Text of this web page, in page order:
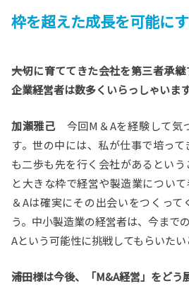
枠を超えた成長を可能に
――大切に育ててきた会社を第三者承
企業経営者は数多くいらっしゃいます
加瀬雅己今回M＆Aを経験して気
す。世の中には、私が仕事で培っ
も二歩も先を行く会社があるとい
と大きな枠で経営や製造業につい
＆Aは確実にその出会いをつくって
う。中小製造業の経営者は、今まで
Aという可能性に挑戦してもらいたい
――浦田様は今後、「M&A経営」をど